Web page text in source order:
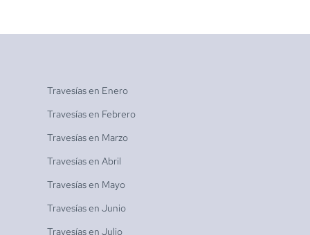
Travesías en Enero
Travesías en Febrero
Travesías en Marzo
Travesías en Abril
Travesías en Mayo
Travesías en Junio
Travesías en Julio